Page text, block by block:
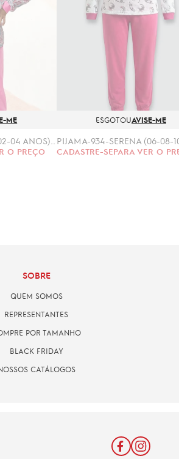
ME
O PREÇO
ESGOTOUAVISE-ME
CADASTRE-SEPARA VER O
SOBRE
QUEM SOMOS
REPRESENTANTES
POR TAMANHO
BLACK FRIDAY
CATÁLOGOS